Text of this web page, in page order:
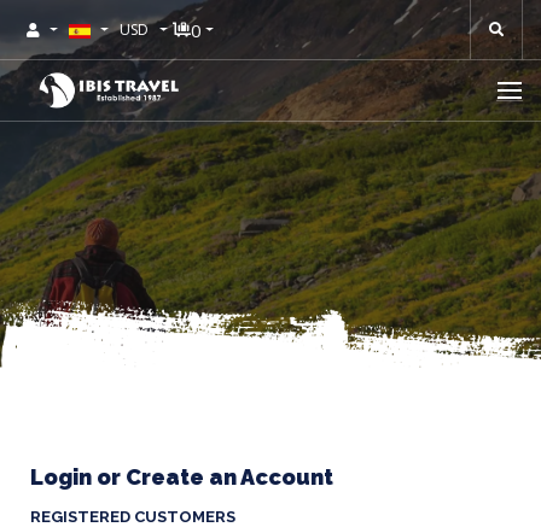
USD 0
Login or Create an Account
REGISTERED CUSTOMERS